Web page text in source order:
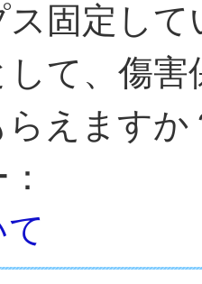
固定し
して、傷
えますか